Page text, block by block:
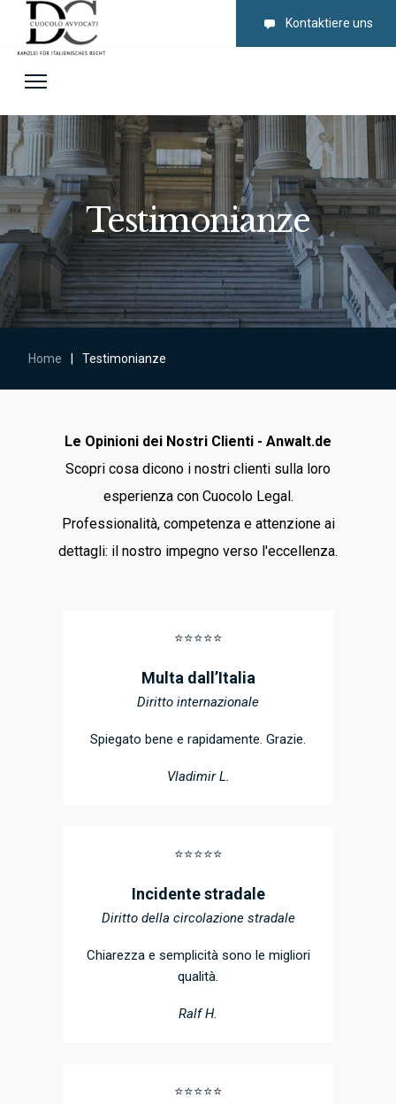
Kontaktiere uns
Testimonianze
Home Testimonianze
Le Opinioni dei Nostri Clienti - Anwalt.de
Scopri cosa dicono i nostri clienti sulla loro
esperienza con Cuocolo Legal.
Professionalità, competenza e attenzione ai
dettagli: il nostro impegno verso l'eccellenza.
⭐️⭐️⭐️⭐️⭐️
Multa dall’Italia
Diritto internazionale
Spiegato bene e rapidamente. Grazie.
Vladimir L.
⭐️⭐️⭐️⭐️⭐️
Incidente stradale
Diritto della circolazione stradale
Chiarezza e semplicità sono le migliori
qualità.
Ralf H.
⭐️⭐️⭐️⭐️⭐️